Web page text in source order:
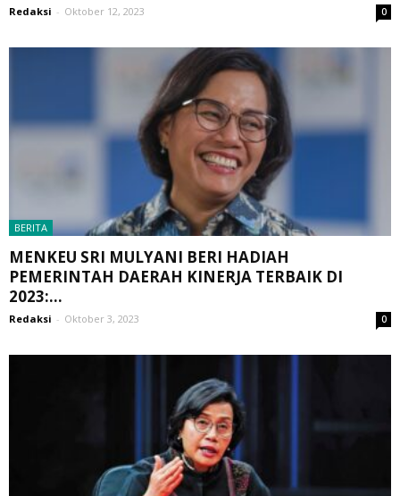
Redaksi - Oktober 12, 2023 0
BERITA
MENKEU SRI MULYANI BERI HADIAH
PEMERINTAH DAERAH KINERJA TERBAIK DI
2023:...
Redaksi - Oktober 3, 2023 0